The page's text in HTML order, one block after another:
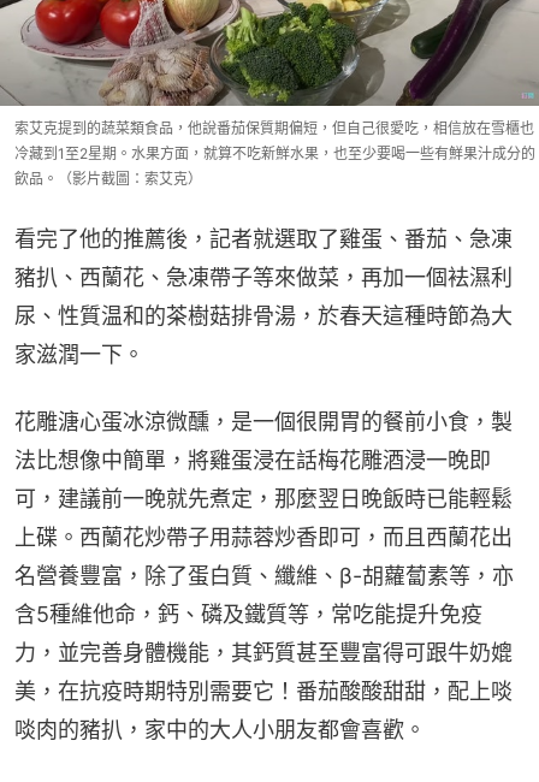
索艾克提到的蔬菜類食品，他說番茄保質期偏短，但自己很愛吃，相信放在雪櫃也
冷藏到1至2星期。水果方面，就算不吃新鮮水果，也至少要喝一些有鮮果汁成分的
飲品。（影片截圖：索艾克）
看完了他的推薦後，記者就選取了雞蛋、番茄、急凍
豬扒、西蘭花、急凍帶子等來做菜，再加一個袪濕利
尿、性質温和的茶樹菇排骨湯，於春天這種時節為大
家滋潤一下。
花雕溏心蛋冰涼微醺，是一個很開胃的餐前小食，製
法比想像中簡單，將雞蛋浸在話梅花雕酒浸一晚即
可，建議前一晚就先煮定，那麼翌日晚飯時已能輕鬆
上碟。西蘭花炒帶子用蒜蓉炒香即可，而且西蘭花出
名營養豐富，除了蛋白質、纖維、β-胡蘿蔔素等，亦
含5種維他命，鈣、磷及鐵質等，常吃能提升免疫
力，並完善身體機能，其鈣質甚至豐富得可跟牛奶媲
美，在抗疫時期特別需要它！番茄酸酸甜甜，配上啖
啖肉的豬扒，家中的大人小朋友都會喜歡。